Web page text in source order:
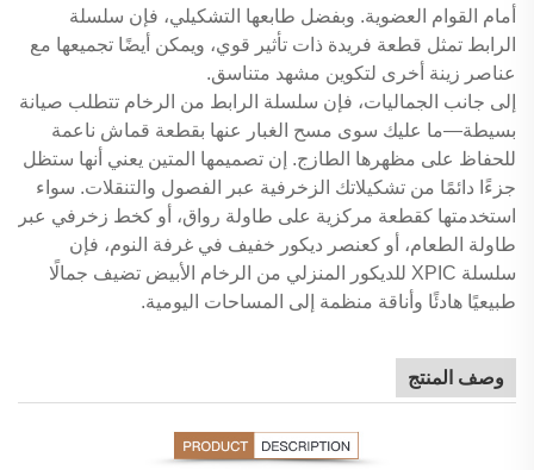
أمام القوام العضوية. وبفضل طابعها التشكيلي، فإن سلسلة
الرابط تمثل قطعة فريدة ذات تأثير قوي، ويمكن أيضًا تجميعها مع
عناصر زينة أخرى لتكوين مشهد متناسق.
إلى جانب الجماليات، فإن سلسلة الرابط من الرخام تتطلب صيانة
بسيطة—ما عليك سوى مسح الغبار عنها بقطعة قماش ناعمة
للحفاظ على مظهرها الطازج. إن تصميمها المتين يعني أنها ستظل
جزءًا دائمًا من تشكيلاتك الزخرفية عبر الفصول والتنقلات. سواء
استخدمتها كقطعة مركزية على طاولة رواق، أو كخط زخرفي عبر
طاولة الطعام، أو كعنصر ديكور خفيف في غرفة النوم، فإن
سلسلة XPIC للديكور المنزلي من الرخام الأبيض تضيف جمالًا
طبيعيًا هادئًا وأناقة منظمة إلى المساحات اليومية.
وصف المنتج